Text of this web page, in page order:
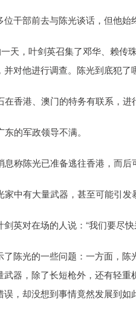
干部前去与陈光谈话，但他始
天，叶剑英召集了邓华、赖传
对他进行调查。陈光到底犯
在香港、澳门的特务有联系，进
的军政领导不满。
称陈光已准备逃往香港，而后
中有大量武器，甚至可能引发
英对在场的人说：“我们要尽
了陈光的一些问题：一方面，
武器，除了长短枪外，还有轻
误，却没想到事情竟然发展到